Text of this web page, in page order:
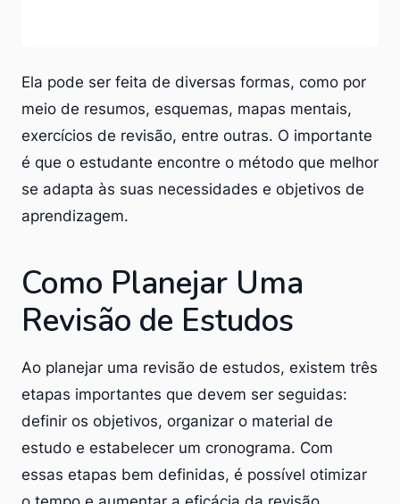
Ela pode ser feita de diversas formas, como por
meio de resumos, esquemas, mapas mentais,
exercícios de revisão, entre outras. O importante
é que o estudante encontre o método que melhor
se adapta às suas necessidades e objetivos de
aprendizagem.
Como Planejar Uma
Revisão de Estudos
Ao planejar uma revisão de estudos, existem três
etapas importantes que devem ser seguidas:
definir os objetivos, organizar o material de
estudo e estabelecer um cronograma. Com
essas etapas bem definidas, é possível otimizar